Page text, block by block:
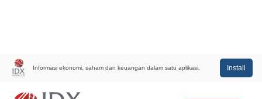
Informasi ekonomi, saham dan keuangan dalam satu aplikasi. Install